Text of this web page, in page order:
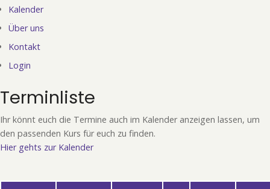
Kalender
Über uns
Kontakt
Login
Terminliste
Ihr könnt euch die Termine auch im Kalender anzeigen lassen, um
den passenden Kurs für euch zu finden.
Hier gehts zur Kalender